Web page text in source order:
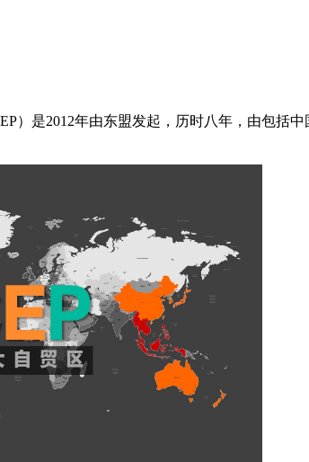
）是2012年由东盟发起，历时八年，由包括